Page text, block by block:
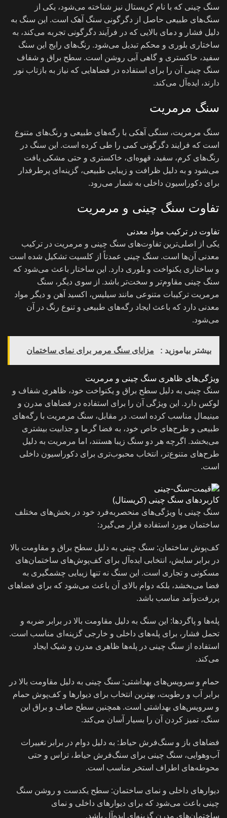
سنگ چینی که با نام کریستال نیز شناخته می‌شود، یکی از
سنگ‌های طبیعی حاصل از دگرگونی سنگ آهک است. این سنگ به
دلیل فشار و دمای بالایی که در فرآیند دگرگونی تجربه می‌کند، به
ساختاری بلوری و محکم تبدیل می‌شود. رنگ‌های رایج این سنگ
سفید، خاکستری و گاهی آبی روشن است. سطح براق و شفاف
سنگ چینی آن را برای استفاده در فضاهایی که نیاز به بازتاب نور
دارند، ایده‌آل می‌کند.
سنگ مرمریت
سنگ مرمریت، سنگی آهکی با رگه‌های طبیعی و رنگ‌های متنوع
است که فرایند دگرگونی کمی را طی کرده است. این سنگ در
رنگ‌های کرم، سفید، قهوه‌ای، خاکستری و حتی مشکی یافت
می‌شود و به دلیل ظرافت و زیبایی طبیعی، گزینه‌ای پرطرفدار
برای دکوراسیون داخلی به شمار می‌رود.
تفاوت سنگ چینی و مرمریت
تفاوت در ترکیب مواد معدنی
یکی از اصلی‌ترین تفاوت‌های سنگ چینی و مرمریت در ترکیب
معدنی آن‌ها است. سنگ چینی عمدتاً از کلسیت تشکیل شده است
و ساختاری یکنواخت و بلوری دارد. این ساختار باعث می‌شود که
سنگ چینی مقاوم‌تر و سخت‌تر باشد. از سوی دیگر، سنگ
مرمریت ترکیبات متنوعی مانند سیلیس، اکسید آهن و دیگر مواد
معدنی دارد که باعث ایجاد رگه‌های طبیعی و تنوع رنگ در آن
می‌شود.
بیشتر بیاموزید : مزایای سنگ مرمر برای نمای ساختمان
ویژگی‌های ظاهری سنگ چینی و مرمریت
سنگ چینی به دلیل سطح براق و یکنواخت خود، ظاهری شفاف و
لوکس دارد. این ویژگی آن را برای استفاده در فضاهای مدرن و
مینیمال مناسب کرده است. در مقابل، سنگ مرمریت با رگه‌های
طبیعی و طرح‌های خاص خود، به فضا گرما و جذابیت بیشتری
می‌بخشد. اگرچه هر دو سنگ زیبا هستند، اما مرمریت به دلیل
طرح‌های متنوع‌تر، انتخاب محبوب‌تری برای دکوراسیون داخلی
است.
کاربردهای سنگ چینی (کریستال)
سنگ چینی با ویژگی‌های منحصربه‌فرد خود در بخش‌های مختلف
ساختمان مورد استفاده قرار می‌گیرد:
کف‌پوش ساختمان: سنگ چینی به دلیل سطح براق و مقاومت بالا
در برابر سایش، انتخابی ایده‌آل برای کف‌پوش‌های ساختمان‌های
مسکونی و تجاری است. این سنگ نه تنها زیبایی چشمگیری به
فضا می‌بخشد، بلکه دوام بالای آن باعث می‌شود که برای فضاهای
پررفت‌وآمد مناسب باشد.
پله‌ها و پاگردها: این سنگ به دلیل مقاومت بالا در برابر ضربه و
تحمل فشار، برای پله‌های داخلی و خارجی گزینه‌ای مناسب است.
استفاده از سنگ چینی در پله‌ها ظاهری مدرن و شیک ایجاد
می‌کند.
حمام و سرویس‌های بهداشتی: سنگ چینی به دلیل مقاومت بالا در
برابر آب و رطوبت، بهترین انتخاب برای دیوارها و کف‌پوش حمام
و سرویس‌های بهداشتی است. همچنین سطح صاف و براق این
سنگ، تمیز کردن آن را بسیار آسان می‌کند.
فضاهای باز و سنگ‌فرش حیاط: به دلیل دوام در برابر تغییرات
آب‌وهوایی، سنگ چینی برای سنگ‌فرش حیاط، تراس و حتی
محوطه‌های اطراف استخر مناسب است.
دیوارهای داخلی و نمای ساختمان: سطح یکدست و روشن سنگ
چینی باعث می‌شود که برای دیوارهای داخلی و نمای
ساختمان‌های مدرن گزینه‌ای ایده‌آل باشد.